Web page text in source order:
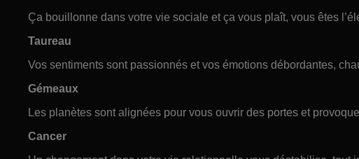
Ça bouillonne dans votre vie sociale et ça vous plaît, vous êtes
Taureau
Vos sentiments sont passionnés et vos émotions débordantes,
Gémeaux
Les planètes sont alignées pour vous ouvrir des portes et
Cancer